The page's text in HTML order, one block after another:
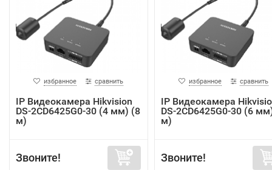
избранное сравнить
IP Видеокамера Hikvision
DS-2CD6425G0-30 (4 мм) (8
м)
Звоните!
избранное сравнить
IP Видеокамера
DS-2CD6425G0-30 (6
м)
Звоните!